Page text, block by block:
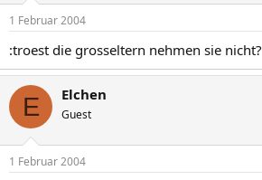
1 Februar 2004
:troest die grosseltern nehmen sie nicht?
E Elchen
Guest
1 Februar 2004